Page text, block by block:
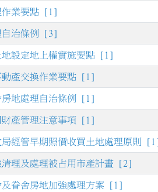
作業要點 [1]
自治條例 [3]
地設定地上權實施要點 [1]
動產交換作業要點 [1]
房地處理自治條例 [1]
財產管理注意事項 [1]
局經管早期照價收買土地處理原則
清理及處理被占用市產計畫 [2]
及眷舍房地加強處理方案 [1]